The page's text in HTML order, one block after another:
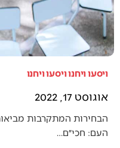
ויסעו ויחנו ויסעו ויחנו
אוגוסט 17, 2022
הבחירות המתקרבות
העם: חכי״ם…